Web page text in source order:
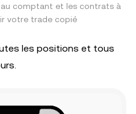
comptant et les contrats à
votre trade copié
les positions et tous